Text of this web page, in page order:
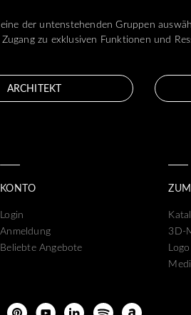
der untenstehenden Gruppen
zu exklusiven Funktionen und
ARCHITEKT
KONTO
Login
Anmeldung
Beliebte Angebote
3D-
Logo